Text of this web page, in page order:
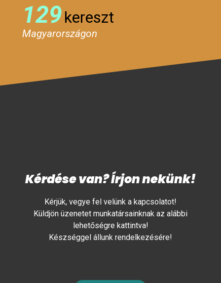
129kereszt
Magyarországon
Kérdése van? Írjon nekünk!
Kérjük, vegye fel velünk a kapcsolatot!
Küldjön üzenetet munkatársainknak az alábbi
lehetőségre kattintva!
Készséggel állunk rendelkezésére!